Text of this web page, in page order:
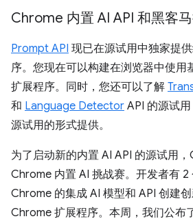
Chrome 内置 AI API 和黑客
Prompt API 现已在源试用中独家提
序。您现在可以构建在浏览器中使用
扩展程序。同时，您还可以了解
和 Language Detector API 的源试
源试用的形式提供。
为了启动新的内置 AI API 的源试用
Chrome 内置 AI 挑战赛。开发者有 2
Chrome 的集成 AI 模型和 API 创建
Chrome 扩展程序。本周，我们公布